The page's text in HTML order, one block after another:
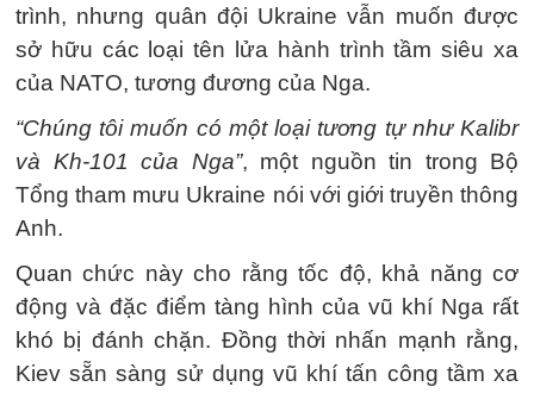
trình, nhưng quân đội Ukraine vẫn muốn được
sở hữu các loại tên lửa hành trình tầm siêu xa
của NATO, tương đương của Nga.
“Chúng tôi muốn có một loại tương tự như Kalibr
và Kh-101 của Nga”, một nguồn tin trong Bộ
Tổng tham mưu Ukraine nói với giới truyền thông
Anh.
Quan chức này cho rằng tốc độ, khả năng cơ
động và đặc điểm tàng hình của vũ khí Nga rất
khó bị đánh chặn. Đồng thời nhấn mạnh rằng,
Kiev sẵn sàng sử dụng vũ khí tấn công tầm xa